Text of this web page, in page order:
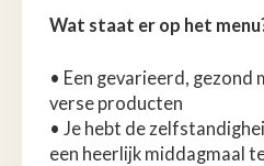
Wat staat er op het
• Een gevarieerd, gezond
verse producten
• Je hebt de
een heerlijk middagmaal